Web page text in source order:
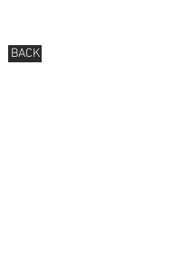
BACK